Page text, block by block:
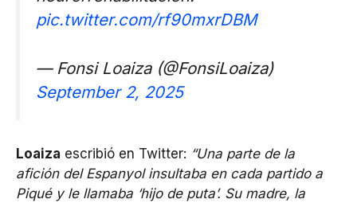
pic.twitter.com/rf90mxrDBM
— Fonsi Loaiza (@FonsiLoaiza)
September 2, 2025
Loaiza escribió en Twitter: “Una parte de la
afición del Espanyol insultaba en cada partido a
Piqué y le llamaba ‘hijo de puta’. Su madre, la